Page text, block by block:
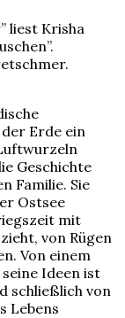
liest Krisha
Erde ein
Geschichte
Familie. Sie
Ostsee
mit
von Rügen
Von einem
Ideen ist
schließlich von
Lebens